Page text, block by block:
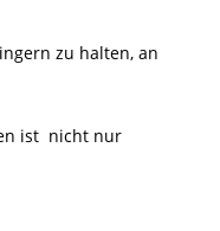
zu halten, an
ist nicht nur